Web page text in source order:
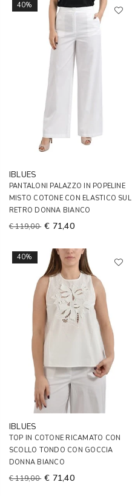
40%
IBLUES
PANTALONI PALAZZO IN POPELINE
MISTO COTONE CON ELASTICO SUL
RETRO DONNA BIANCO
€ 119,00 € 71,40
40%
IBLUES
TOP IN COTONE RICAMATO CON
SCOLLO TONDO CON GOCCIA
DONNA BIANCO
€ 119,00 € 71,40